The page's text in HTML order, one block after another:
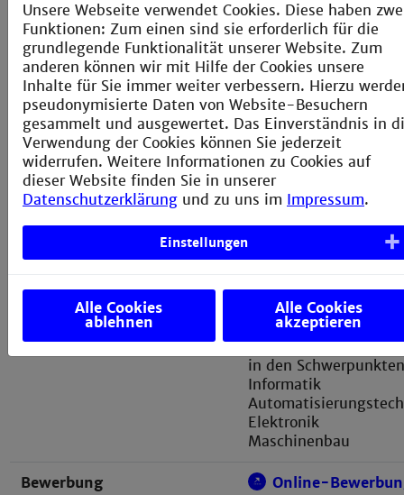
Unterrichtssprachen
Deutsch, einzelne
Module in Englisch
Leistungspunkte 211 ECTS
Studienbeginn Wintersemester
Besonderheiten
Studiengang in
Kooperation mit den
Fakultäten:
Informatik (I)
Informationstechnik
Maschinenbau (M)
Vertiefungsmöglichkeiten
Vertiefung im
von
in den
Informatik
Elektronik
Maschinenbau
Bewerbung Online-
Unsere Webseite verwendet Cookies. Diese haben
Funktionen: Zum einen sind sie erforderlich für die
grundlegende Funktionalität unserer Website. Zum
anderen können wir mit Hilfe der Cookies unsere
Inhalte für Sie immer weiter verbessern. Hierzu
pseudonymisierte Daten von Website-Besuchern
gesammelt und ausgewertet. Das Einverständnis in
Verwendung der Cookies können Sie jederzeit
widerrufen. Weitere Informationen zu Cookies auf
dieser Website finden Sie in unserer
Datenschutzerklärung und zu uns im Impressum.
Einstellungen
Alle Cookies
ablehnen
Alle Cookies
akzeptieren